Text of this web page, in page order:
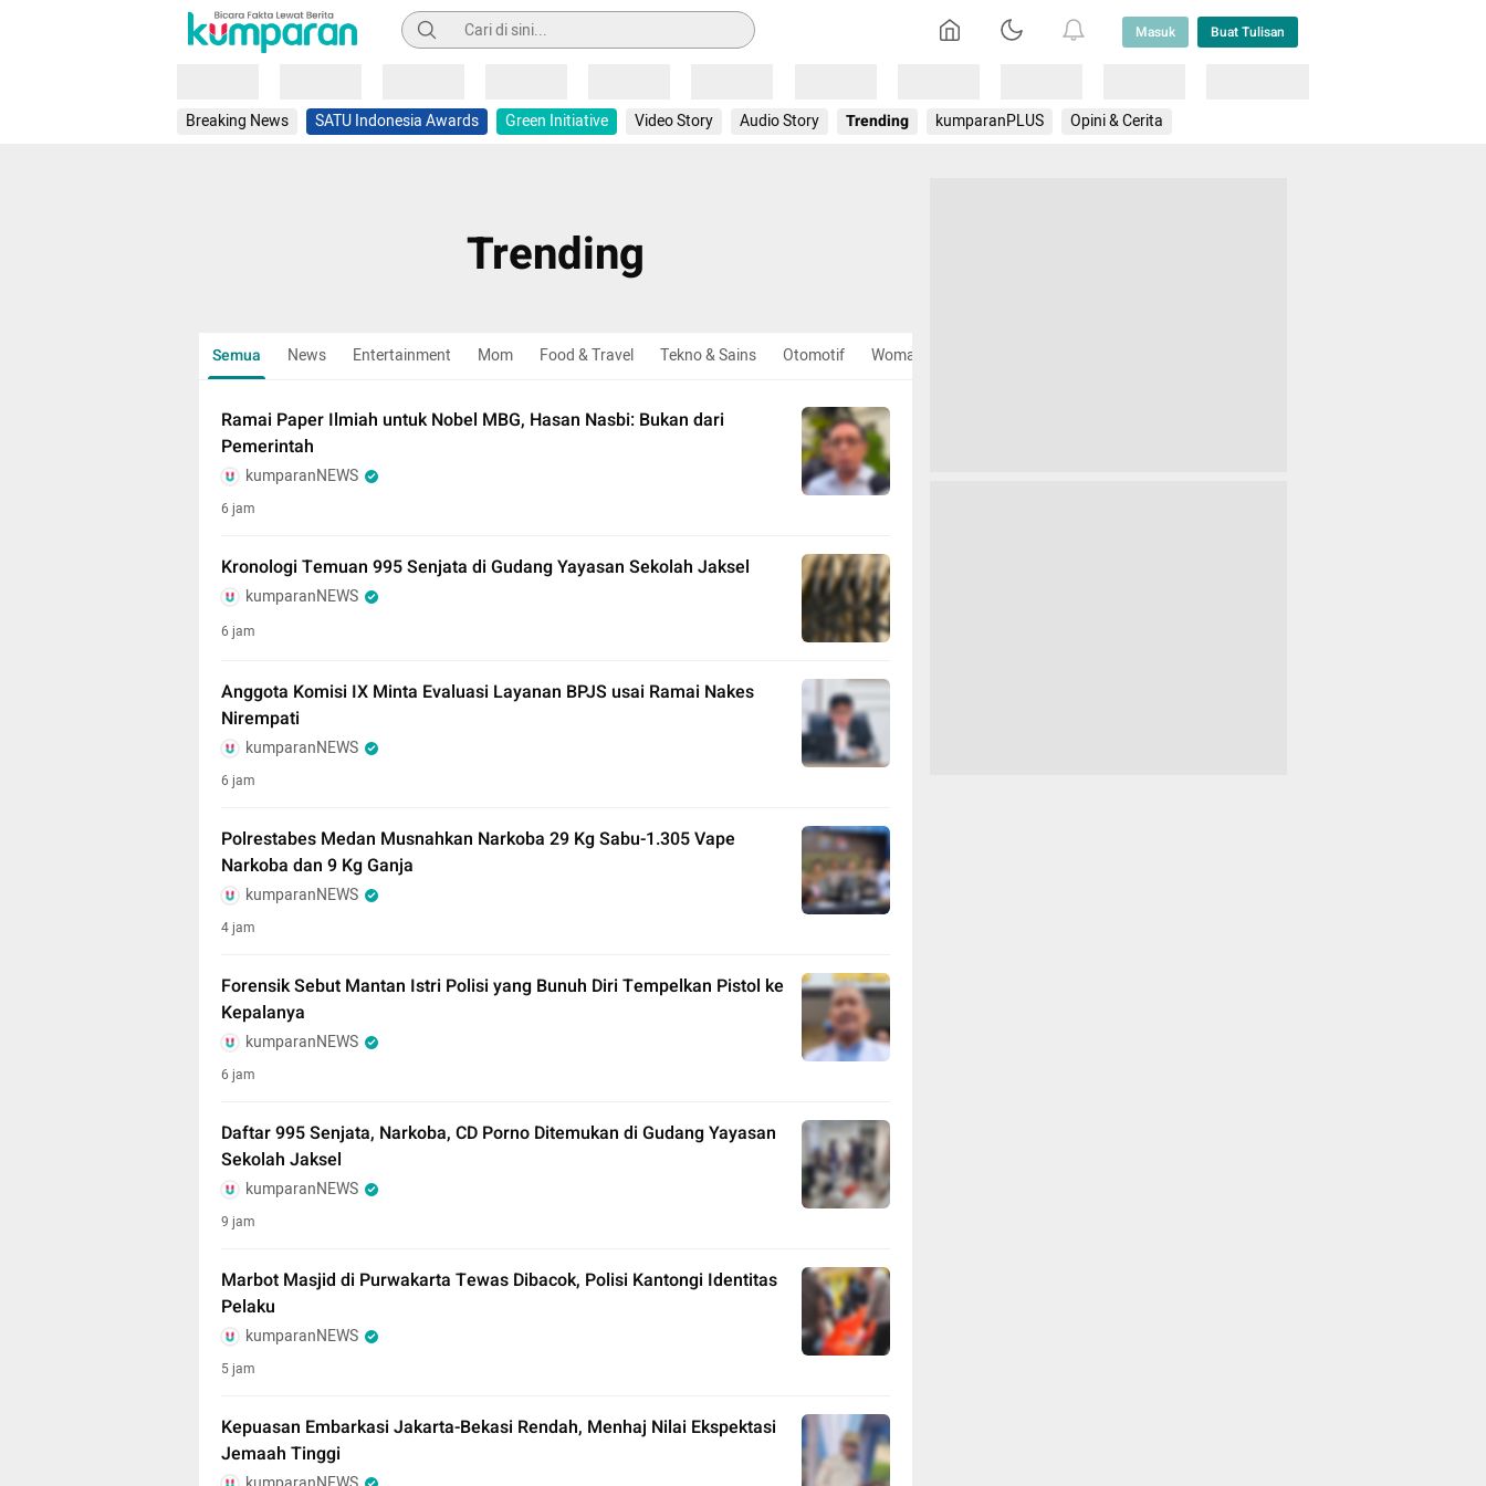
Pencarian Masuk Buat Tulisan
Breaking News SATU Indonesia Awards Green Initiative Video Story Audio Story Trending kumparanPLUS Opini & Cerita
Trending
Semua News Entertainment Mom Food & Travel Tekno & Sains Otomotif Woman
Ramai Paper Ilmiah untuk Nobel MBG, Hasan Nasbi: Bukan dari
Pemerintah
kumparanNEWS
6 jam
Kronologi Temuan 995 Senjata di Gudang Yayasan Sekolah Jaksel
kumparanNEWS
6 jam
Anggota Komisi IX Minta Evaluasi Layanan BPJS usai Ramai Nakes
Nirempati
kumparanNEWS
6 jam
Polrestabes Medan Musnahkan Narkoba 29 Kg Sabu-1.305 Vape
Narkoba dan 9 Kg Ganja
kumparanNEWS
4 jam
Forensik Sebut Mantan Istri Polisi yang Bunuh Diri Tempelkan Pistol ke
Kepalanya
kumparanNEWS
6 jam
Daftar 995 Senjata, Narkoba, CD Porno Ditemukan di Gudang Yayasan
Sekolah Jaksel
kumparanNEWS
9 jam
Marbot Masjid di Purwakarta Tewas Dibacok, Polisi Kantongi Identitas
Pelaku
kumparanNEWS
5 jam
Kepuasan Embarkasi Jakarta-Bekasi Rendah, Menhaj Nilai Ekspektasi
Jemaah Tinggi